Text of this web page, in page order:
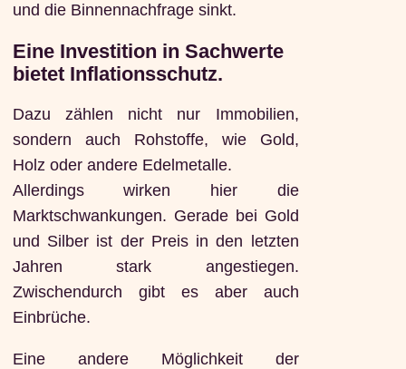
und die Binnennachfrage sinkt.
Eine Investition in Sachwerte
bietet Inflationsschutz.
Dazu zählen nicht nur Immobilien,
sondern auch Rohstoffe, wie Gold,
Holz oder andere Edelmetalle.
Allerdings wirken hier die
Marktschwankungen. Gerade bei Gold
und Silber ist der Preis in den letzten
Jahren stark angestiegen.
Zwischendurch gibt es aber auch
Einbrüche.
Eine andere Möglichkeit der